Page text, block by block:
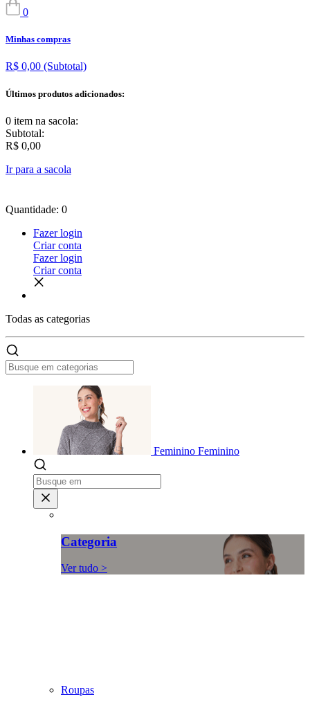
0
Minhas compras
R$ 0,00 (Subtotal)
Últimos produtos adicionados:
0 item na sacola:
Subtotal:
R$ 0,00
Ir para a sacola
Quantidade: 0
Fazer login
Criar conta
Fazer login
Criar conta
Todas as categorias
Feminino Feminino
Categoria
Ver tudo >
Roupas